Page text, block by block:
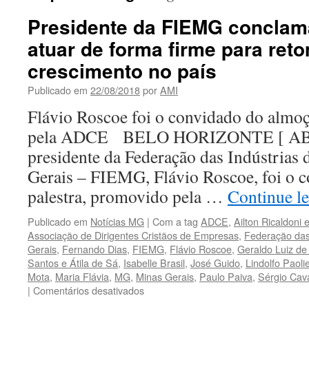
Presidente da FIEMG
atuar de forma firme para
crescimento no país
Publicado em 22/08/2018porAMI
Flávio Roscoe foi o convidado do
pela ADCE BELO HORIZONTE [
presidente da Federação das Indústrias
Gerais – FIEMG, Flávio Roscoe, foi o
palestra, promovido pela … Continue
Publicado em Notícias MG | Com a tag ADCE, Ailton Ricaldoni
Associação de Dirigentes Cristãos de Empresas, Federação
Gerais, Fernando Dias, FIEMG, Flávio Roscoe, Geraldo Luiz
Santos e Átila de Sá, Isabelle Brasil, José Guido, Lindolfo
Mota, Maria Flávia, MG, Minas Gerais, Paulo Paiva, Sérgio
| Comentários desativadosem